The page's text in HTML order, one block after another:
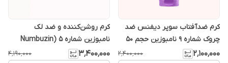
کرم ضدآفتاب سوپر دیفنس ضد
چروک شماره 9 نامبوزین حجم 50
میل
۲٬۱۰۰٬۰۰۰ ۲٬۴۰۰٬۰۰۰
کرم روشن‌کننده و ضد لک
نامبوزین شماره ۵ (Numbuzin
No.5)
۳٬۴۰۰٬۰۰۰ ۴٬۱۹۰٬۰۰۰